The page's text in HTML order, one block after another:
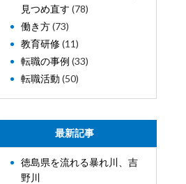
見つめ直す (78)
働き方(73)
教育研修(11)
転職の事例 (33)
転職活動 (50)
最新記事
徳島県を流れる暴れ川、吉
野川